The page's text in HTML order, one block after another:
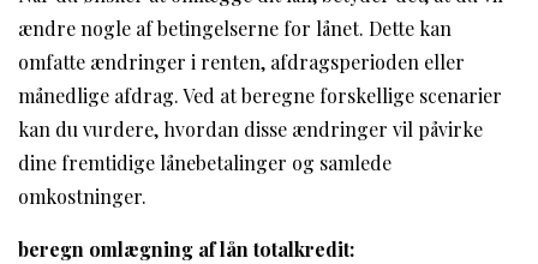
ændre nogle af betingelserne for lånet. Dette kan
omfatte ændringer i renten, afdragsperioden eller
månedlige afdrag. Ved at beregne forskellige scenarier
kan du vurdere, hvordan disse ændringer vil påvirke
dine fremtidige lånebetalinger og samlede
omkostninger.
beregn omlægning af lån totalkredit: